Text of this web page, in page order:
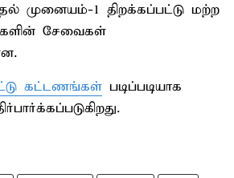
முனையம்-1 திறக்கப்பட்டு மற்ற
சேவைகள்
கட்டணங்கள் படிப்படியாக